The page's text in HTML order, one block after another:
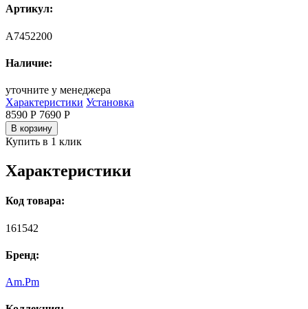
Артикул:
A7452200
Наличие:
уточните у менеджера
Характеристики Установка
8590 Р 7690 Р
В корзину
Купить в 1 клик
Характеристики
Код товара:
161542
Бренд:
Am.Pm